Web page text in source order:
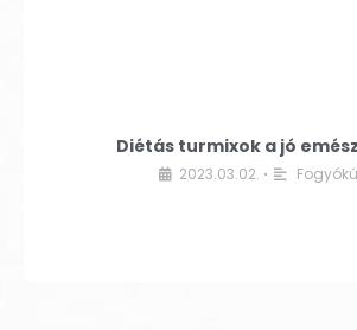
Diétás turmixok a jó
2023.03.02. •